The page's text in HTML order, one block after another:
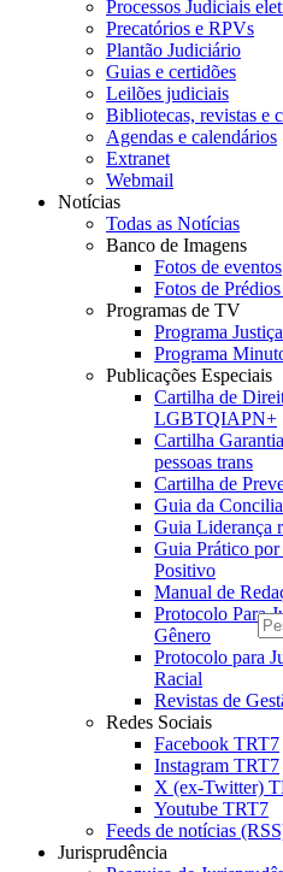
Processos Judiciais
Precatórios e RPVs
Plantão Judiciário
Guias e certidões
Leilões judiciais
Bibliotecas, revistas e
Agendas e calendários
Extranet
Webmail
Notícias
Todas as Notícias
Banco de Imagens
Fotos de eventos
Fotos de
Programas de TV
Programa
Programa
Publicações Especiais
Cartilha de
LGBTQIAPN+
Cartilha
pessoas trans
Cartilha de
Guia da
Guia Liderança
Guia Prático
Positivo
Manual de
Protocolo Para
Gênero
Protocolo para
Racial
Revistas de
Redes Sociais
Facebook TRT7
Instagram TRT7
X (ex-Twitter)
Youtube TRT7
Feeds de notícias
Jurisprudência